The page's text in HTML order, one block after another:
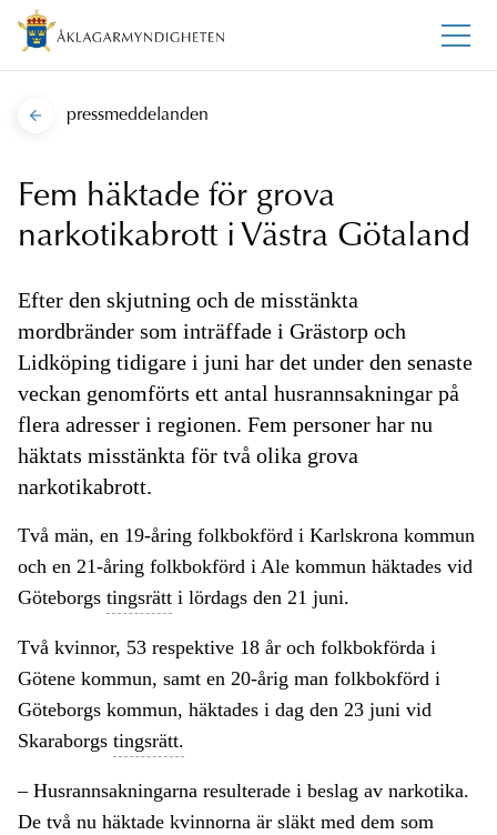
pressmeddelanden
Fem häktade för grova
narkotikabrott i Västra Götaland
Efter den skjutning och de misstänkta
mordbränder som inträffade i Grästorp och
Lidköping tidigare i juni har det under den senaste
veckan genomförts ett antal husrannsakningar på
flera adresser i regionen. Fem personer har nu
häktats misstänkta för två olika grova
narkotikabrott.
Två män, en 19-åring folkbokförd i Karlskrona kommun
och en 21-åring folkbokförd i Ale kommun häktades vid
Göteborgs tingsrätt i lördags den 21 juni.
Två kvinnor, 53 respektive 18 år och folkbokförda i
Götene kommun, samt en 20-årig man folkbokförd i
Göteborgs kommun, häktades i dag den 23 juni vid
Skaraborgs tingsrätt.
– Husrannsakningarna resulterade i beslag av narkotika.
De två nu häktade kvinnorna är släkt med dem som